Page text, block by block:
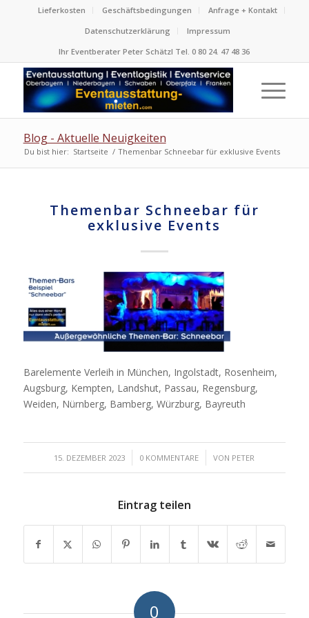
Lieferkosten Geschäftsbedingungen
Anfrage + Kontakt
Datenschutzerklärung
Impressum
Ihr Eventberater Peter Schätzl Tel. 0 80 24. 47 48 36
Blog - Aktuelle Neuigkeiten
Du bist hier: Startseite / Themenbar Schneebar für exklusive Events
Themenbar Schneebar für
exklusive Events
Barelemente Verleih in München, Ingolstadt, Rosenheim,
Augsburg, Kempten, Landshut, Passau, Regensburg,
Weiden, Nürnberg, Bamberg, Würzburg, Bayreuth
15. DEZEMBER 2023
/ 0 KOMMENTARE
/ VON PETER
Eintrag teilen
0